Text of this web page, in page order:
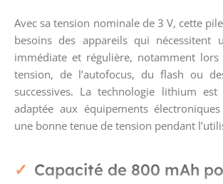
Avec sa tension nominale de 3 V, cette
besoins des appareils qui nécessitent
immédiate et régulière, notamment
tension, de l’autofocus, du flash ou
successives. La technologie lithium est
adaptée aux équipements
une bonne tenue de tension pendant
Capacité de 800 mAh